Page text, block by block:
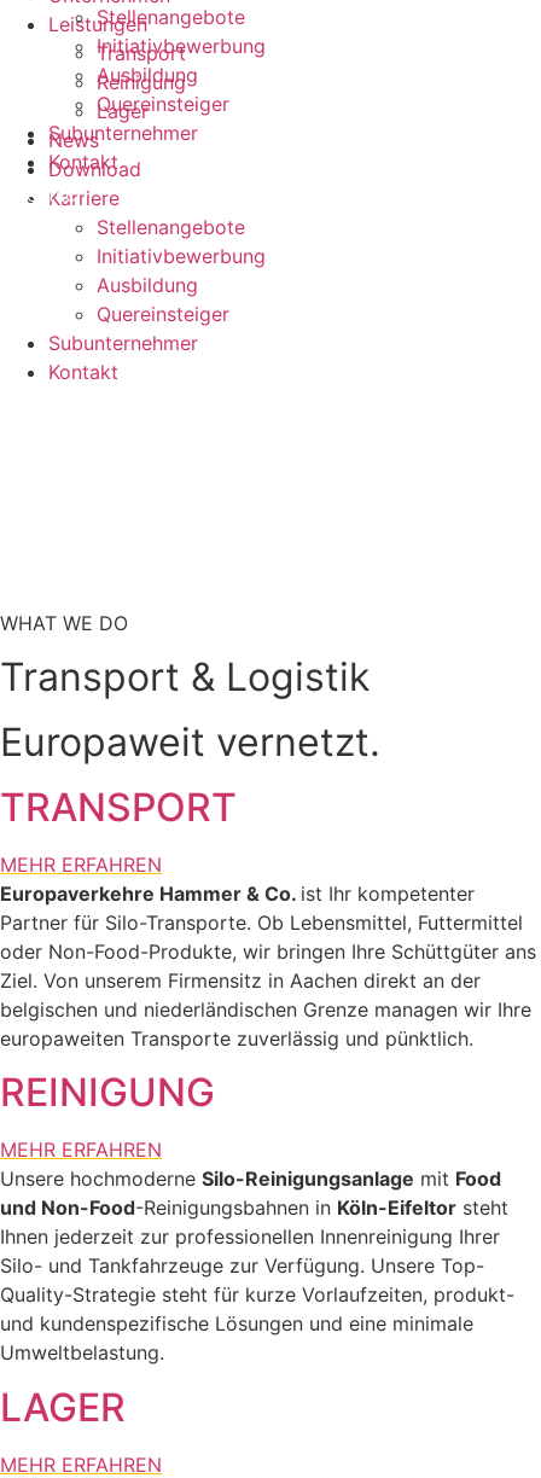
Leistungen
Transport
Reinigung
Lager
News
Download
Karriere
Stellenangebote
Initiativbewerbung
Ausbildung
Quereinsteiger
Subunternehmer
Kontakt
Stellenangebote
Initiativbewerbung
Ausbildung
Quereinsteiger
Subunternehmer
Kontakt
Deutsch
WHAT WE DO
Transport & Logistik
Europaweit vernetzt.
TRANSPORT
MEHR ERFAHREN
Europaverkehre Hammer & Co. ist Ihr kompetenter
Partner für Silo-Transporte. Ob Lebensmittel, Futtermittel
oder Non-Food-Produkte, wir bringen Ihre Schüttgüter ans
Ziel. Von unserem Firmensitz in Aachen direkt an der
belgischen und niederländischen Grenze managen wir Ihre
europaweiten Transporte zuverlässig und pünktlich.
REINIGUNG
MEHR ERFAHREN
Unsere hochmoderne Silo-Reinigungsanlage mit Food
und Non-Food-Reinigungsbahnen in Köln-Eifeltor steht
Ihnen jederzeit zur professionellen Innenreinigung Ihrer
Silo- und Tankfahrzeuge zur Verfügung. Unsere Top-
Quality-Strategie steht für kurze Vorlaufzeiten, produkt-
und kundenspezifische Lösungen und eine minimale
Umweltbelastung.
LAGER
MEHR ERFAHREN